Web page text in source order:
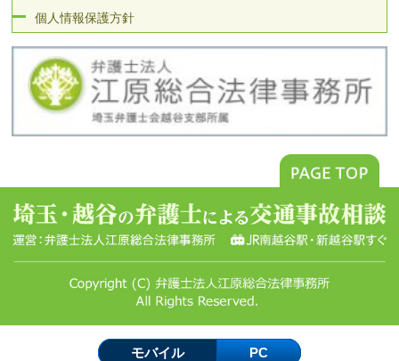
個人情報保護方針
モバイル PC